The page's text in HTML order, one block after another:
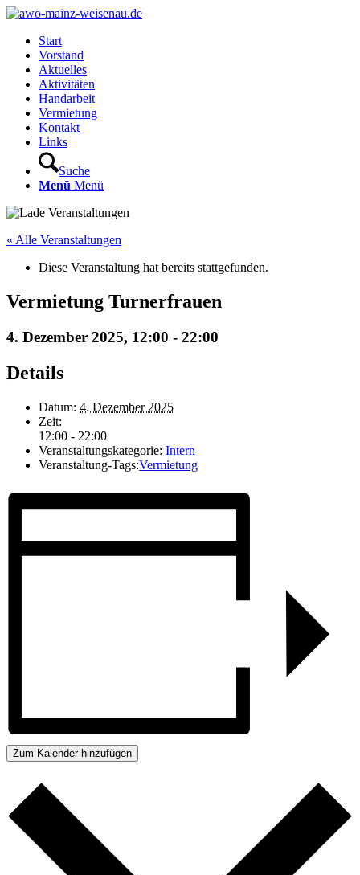
Start
Vorstand
Aktuelles
Aktivitäten
Handarbeit
Vermietung
Kontakt
Links
Suche
Menü Menü
« Alle Veranstaltungen
Diese Veranstaltung hat bereits stattgefunden.
Vermietung Turnerfrauen
4. Dezember 2025, 12:00 - 22:00
Details
Datum: 4. Dezember 2025
Zeit:
12:00 - 22:00
Veranstaltungskategorie: Intern
Veranstaltung-Tags:Vermietung
Zum Kalender hinzufügen